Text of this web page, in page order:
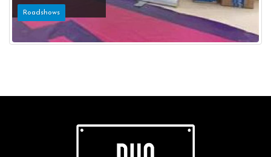
Roadshows